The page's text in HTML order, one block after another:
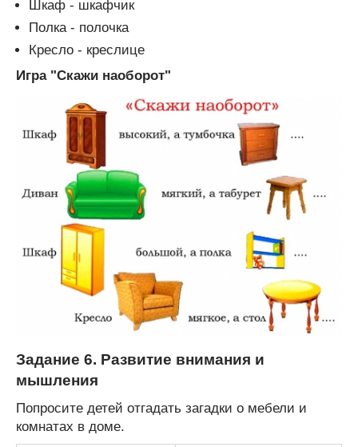
Шкаф - шкафчик
Полка - полочка
Кресло - креслице
Игра "Скажи наоборот"
Задание 6. Развитие внимания и
мышления
Попросите детей отгадать загадки о мебели и
комнатах в доме.